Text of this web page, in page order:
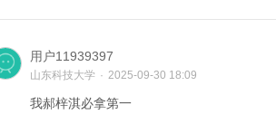
用户11939397
山东科技大学 · 2025-09-30 18:09
我郝梓淇必拿第一